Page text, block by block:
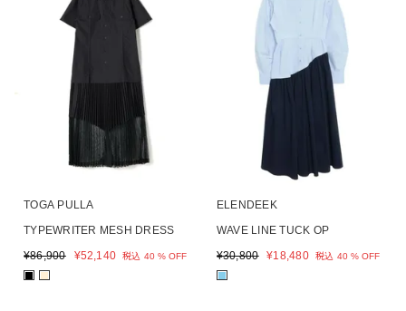
TOGA PULLA
TYPEWRITER MESH DRESS
¥86,900 ¥52,140 税込 40 % OFF
■ ■
ELENDEEK
WAVE LINE TUCK OP
¥30,800 ¥18,480 税込 40 % OFF
■